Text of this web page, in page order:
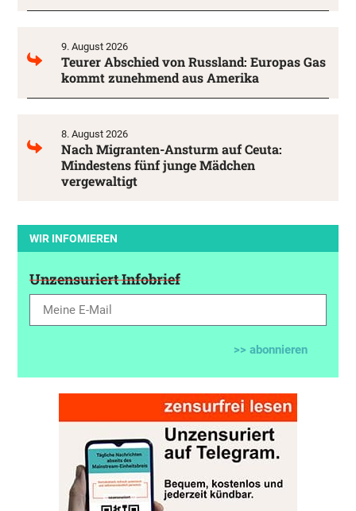
9. August 2026
Teurer Abschied von Russland: Europas Gas
kommt zunehmend aus Amerika
8. August 2026
Nach Migranten-Ansturm auf Ceuta:
Mindestens fünf junge Mädchen
vergewaltigt
WIR INFOMIEREN
Unzensuriert Infobrief
>> abonnieren